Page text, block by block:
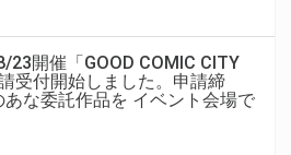
23開催「GOOD COMIC CITY
受付開始しました。申請締
な委託作品を イベント会場で